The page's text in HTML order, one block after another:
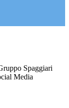
Spaggiari
Media